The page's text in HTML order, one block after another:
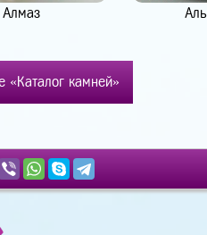
Алмаз
«Каталог камней»